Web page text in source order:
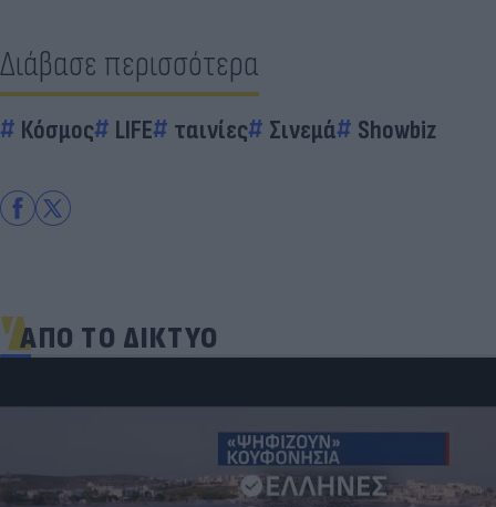
Διάβασε περισσότερα
Κόσμος LIFE ταινίες Σινεμά Showbiz
ΑΠΟ ΤΟ ΔΙΚΤΥΟ